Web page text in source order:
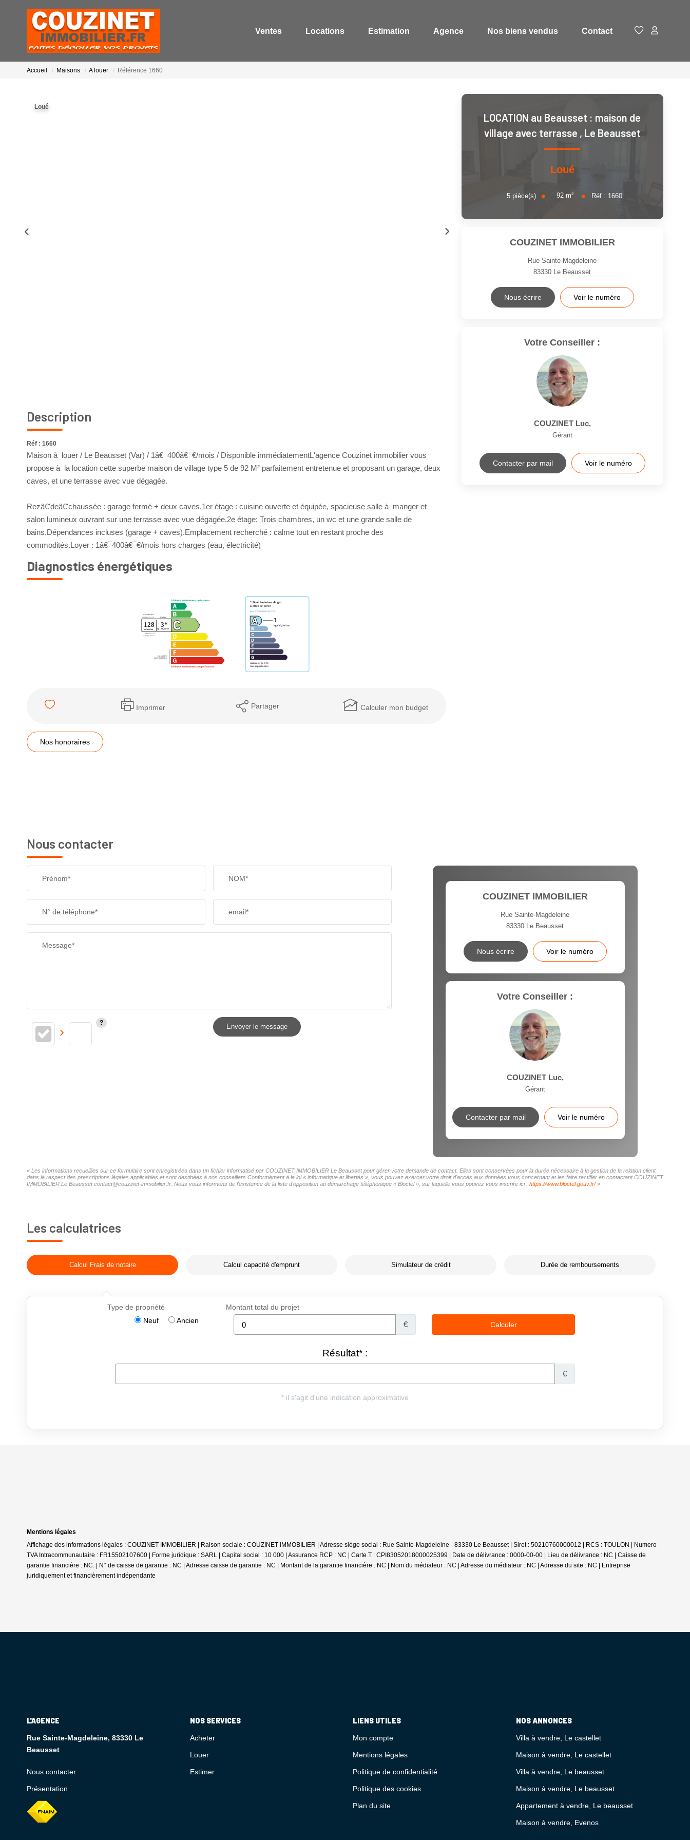
Ventes Locations Estimation Agence Nos biens vendus Contact
Accueil Maisons A louer Référence 1660
Loué
Description
Réf : 1660
Maison à louer / Le Beausset (Var) / 1â€¯400â€¯€/mois / Disponible immédiatementL'agence Couzinet immobilier vous
propose à la location cette superbe maison de village type 5 de 92 M² parfaitement entretenue et proposant un garage, deux
caves, et une terrasse avec vue dégagée.
Rezâ€'deâ€'chaussée : garage fermé + deux caves.1er étage : cuisine ouverte et équipée, spacieuse salle à manger et
salon lumineux ouvrant sur une terrasse avec vue dégagée.2e étage: Trois chambres, un wc et une grande salle de
bains.Dépendances incluses (garage + caves).Emplacement recherché : calme tout en restant proche des
commodités.Loyer : 1â€¯400â€¯€/mois hors charges (eau, électricité)
Diagnostics énergétiques
Imprimer Partager Calculer mon budget
Nos honoraires
LOCATION au Beausset : maison de
village avec terrasse , Le Beausset
Loué
5 pièce(s) 92 m² Réf : 1660
COUZINET IMMOBILIER
Rue Sainte-Magdeleine
83330 Le Beausset
Nous écrire Voir le numéro
Votre Conseiller :
COUZINET Luc,
Gérant
Contacter par mail Voir le numéro
Nous contacter
Prénom* NOM*
N° de téléphone* email*
Message*
Envoyer le message
COUZINET IMMOBILIER
Rue Sainte-Magdeleine
83330 Le Beausset
Nous écrire Voir le numéro
Votre Conseiller :
COUZINET Luc,
Gérant
Contacter par mail Voir le numéro
« Les informations recueillies sur ce formulaire sont enregistrées dans un fichier informatisé par COUZINET IMMOBILIER Le Beausset pour gérer votre demande de contact. Elles sont conservées pour la durée nécessaire à la gestion de la relation client
dans le respect des prescriptions légales applicables et sont destinées à nos conseillers Conformément à la loi « informatique et libertés », vous pouvez exercer votre droit d'accès aux données vous concernant et les faire rectifier en contactant COUZINET
IMMOBILIER Le Beausset contact@couzinet-immobilier.fr. Nous vous informons de l'existence de la liste d'opposition au démarchage téléphonique « Bloctel », sur laquelle vous pouvez vous inscrire ici : https://www.bloctel.gouv.fr/»
Les calculatrices
Calcul Frais de notaire Calcul capacité d'emprunt Simulateur de crédit Durée de remboursements
Mentions légales
Affichage des informations légales : COUZINET IMMOBILIER | Raison sociale : COUZINET IMMOBILIER | Adresse siège social : Rue Sainte-Magdeleine - 83330 Le Beausset | Siret : 50210760000012 | RCS : TOULON | Numero
TVA Intracommunautaire : FR15502107600 | Forme juridique : SARL | Capital social : 10 000 | Assurance RCP : NC | Carte T : CPI83052018000025399 | Date de délivrance : 0000-00-00 | Lieu de délivrance : NC | Caisse de
garantie financière : NC. | N° de caisse de garantie : NC | Adresse caisse de garantie : NC | Montant de la garantie financière : NC | Nom du médiateur : NC | Adresse du médiateur : NC | Adresse du site : NC |
Entreprise
juridiquement et financièrement indépendante
L'AGENCE
Rue Sainte-Magdeleine, 83330 Le
Beausset
Nous contacter
Présentation
NOS SERVICES
Acheter
Louer
Estimer
LIENS UTILES
Mon compte
Mentions légales
Politique de confidentialité
Politique des cookies
Plan du site
NOS ANNONCES
Villa à vendre, Le castellet
Maison à vendre, Le castellet
Villa à vendre, Le beausset
Maison à vendre, Le beausset
Appartement à vendre, Le beausset
Maison à vendre, Evenos